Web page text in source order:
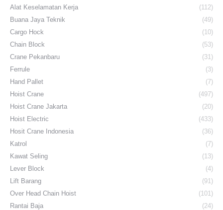
Alat Keselamatan Kerja
(112)
Buana Jaya Teknik
(49)
Cargo Hock
(10)
Chain Block
(53)
Crane Pekanbaru
(31)
Ferrule
(3)
Hand Pallet
(7)
Hoist Crane
(497)
Hoist Crane Jakarta
(20)
Hoist Electric
(433)
Hosit Crane Indonesia
(36)
Katrol
(7)
Kawat Seling
(13)
Lever Block
(4)
Lift Barang
(91)
Over Head Chain Hoist
(101)
Rantai Baja
(24)